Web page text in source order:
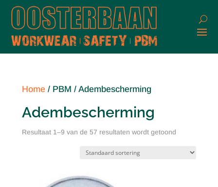
Home/ PBM / Adembescherming
Adembescherming
Resultaat 1–9 van de 57 resultaten wordt getoond